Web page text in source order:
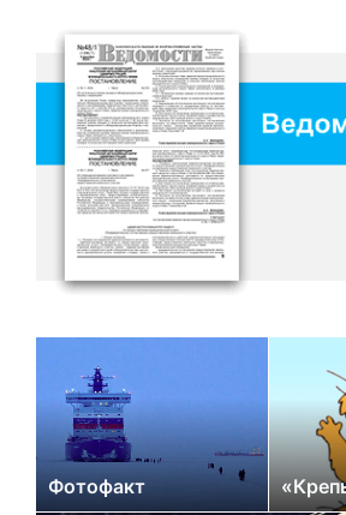
Фотофакт